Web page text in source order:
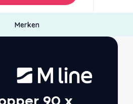
Merken